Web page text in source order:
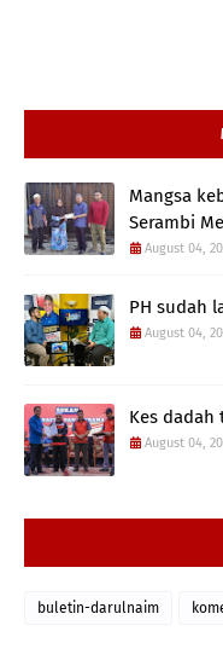
Mangsa
Serambi
August 04,
PH sudah
August 04,
Kes
August 04,
buletin-darulnaim